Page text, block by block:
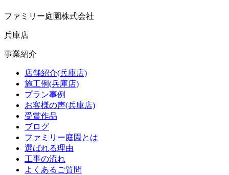
ファミリー庭園株式会社
兵庫店
事業紹介
店舗紹介(兵庫店)
施工例(兵庫店)
プラン事例
お客様の声(兵庫店)
受賞作品
ブログ
ファミリー庭園とは
選ばれる理由
工事の流れ
よくあるご質問